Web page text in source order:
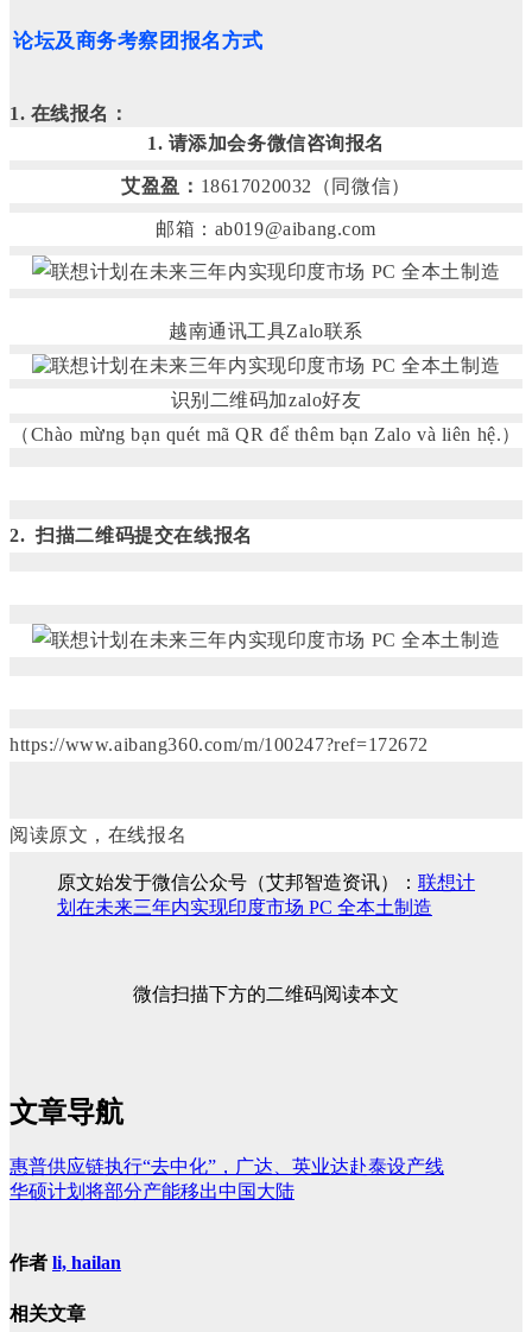
论坛及商务考察团报名方式
1. 在线报名：
1. 请添加会务微信咨询报名
艾盈盈： 18617020032（同微信）
邮箱：ab019@aibang.com
越南通讯工具Zalo联系
识别二维码加zalo好友
（Chào mừng bạn quét mã QR để thêm bạn Zalo và liên hệ.）
2. 扫描二维码提交在线报名
https://www.aibang360.com/m/100247?ref=172672
阅读原文，在线报名
原文始发于微信公众号（艾邦智造资讯）： 联想计
划在未来三年内实现印度市场 PC 全本土制造
微信扫描下方的二维码阅读本文
文章导航
惠普供应链执行“去中化”，广达、英业达赴泰设产线
华硕计划将部分产能移出中国大陆
作者 li, hailan
相关文章